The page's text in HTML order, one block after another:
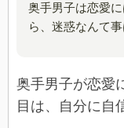
奥手男子は恋愛
ら、迷惑なんて
奥手男子が恋愛
目は、自分に自